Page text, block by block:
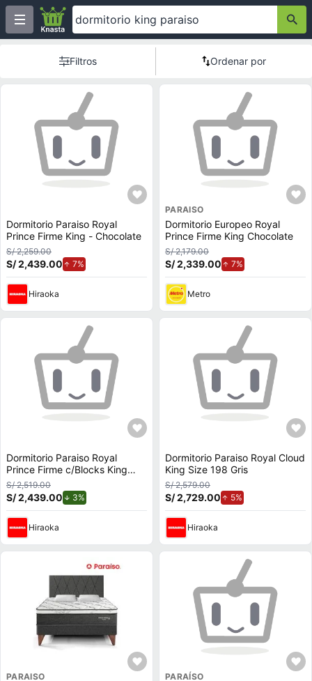
Filtros Ordenar por
Dormitorio Paraiso Royal
Prince Firme King - Chocolate
S/ 2,259.00
S/ 2,439.00 7%
Hiraoka
PARAISO
Dormitorio Europeo Royal
Prince Firme King Chocolate
S/ 2,179.00
S/ 2,339.00 7%
Metro
Dormitorio Paraiso Royal
Prince Firme c/Blocks King
Size 198 Gris
S/ 2,519.00
S/ 2,439.00 3%
Hiraoka
Dormitorio Paraiso Royal Cloud
King Size 198 Gris
S/ 2,579.00
S/ 2,729.00 5%
Hiraoka
PARAISO PARAÍSO